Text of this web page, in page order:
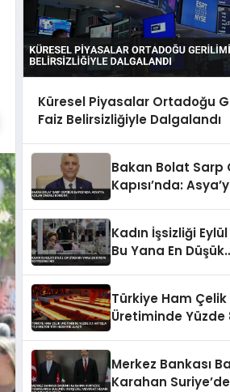
Küresel Piyasalar Ortadoğu
Faiz Belirsizliğiyle Dalgalandı
Bakan Bolat Sarp
Kapısı’nda:
Kadın İşsizliği Eylül
Bu Yana En Düşük
Türkiye Ham Çelik
Üretiminde Yüzde
Merkez Bankası
Karahan Suriye’de